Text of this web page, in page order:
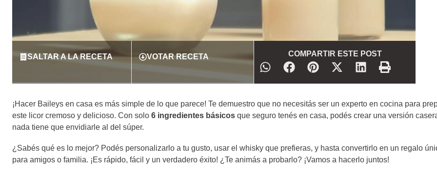
SALTAR A LA RECETA VOTAR RECETA COMPARTIR ESTE POST
¡Hacer Baileys en casa es más simple de lo que parece! Te demuestro que no necesitás ser un experto en cocina para
este licor cremoso y delicioso. Con solo 6 ingredientes básicos que seguro tenés en casa, podés crear una versión
nada tiene que envidiarle al del súper.
¿Sabés qué es lo mejor? Podés personalizarlo a tu gusto, usar el whisky que prefieras, y hasta convertirlo en un regalo
para amigos o familia. ¡Es rápido, fácil y un verdadero éxito! ¿Te animás a probarlo? ¡Vamos a hacerlo juntos!